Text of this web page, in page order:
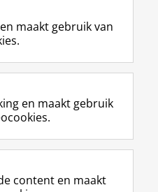
F
a
e
b
o
p
L
i
k
e
I
-
R
S
-
f
e
R
I
n
t
r
m
Y
o
T
e
k
maakt gebruik van
en maakt gebruik
content en maakt